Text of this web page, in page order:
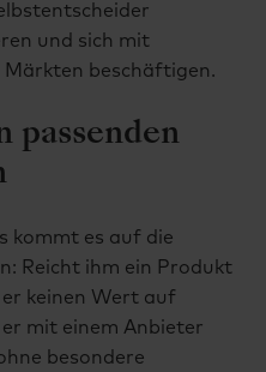
und sich mit
beschäftigen.
passenden
kommt es auf die
Reicht ihm ein Produkt
keinen Wert auf
mit einem Anbieter
besondere